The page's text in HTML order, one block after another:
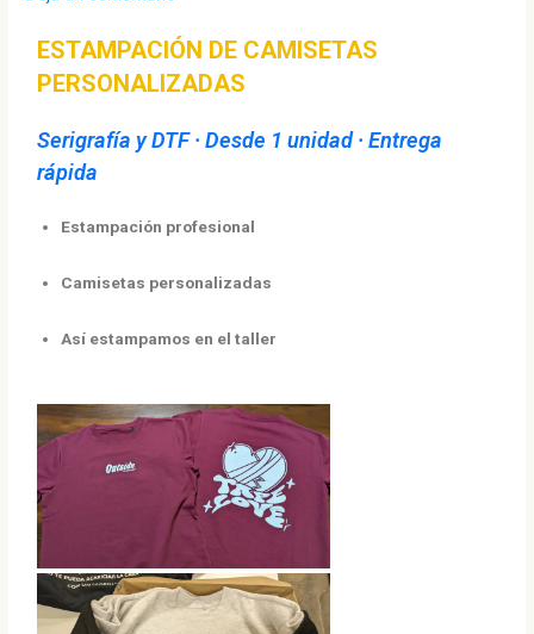
ESTAMPACIÓN DE CAMISETAS
PERSONALIZADAS
Serigrafía y DTF · Desde 1 unidad · Entrega
rápida
Estampación profesional
Camisetas personalizadas
Así estampamos en el taller